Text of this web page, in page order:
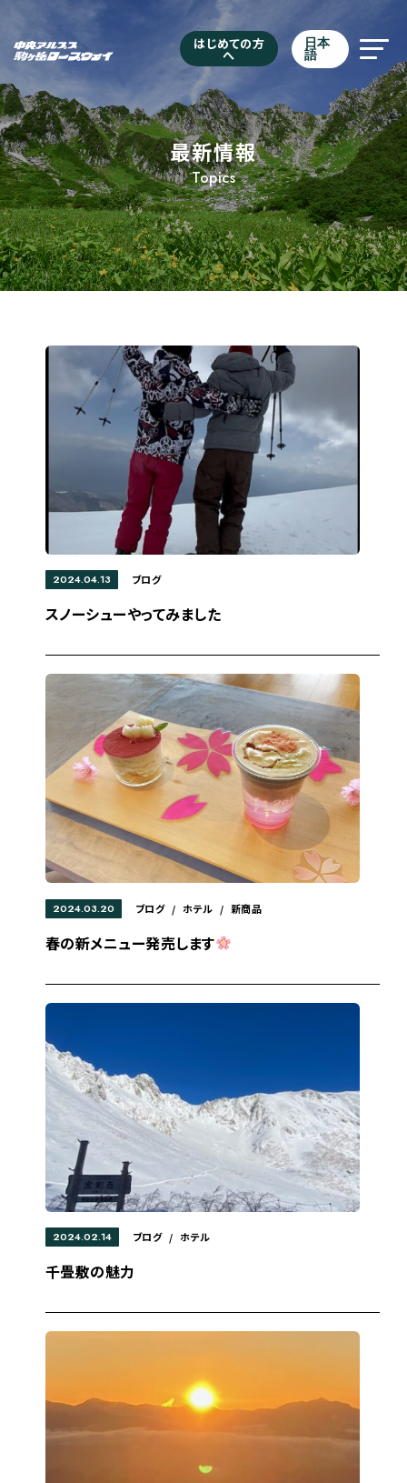
はじめての方
へ
日本
語
最新情報
Topics
2024.04.13 ブログ
スノーシューやってみました
2024.03.20 ブログ / ホテル / 新商品
春の新メニュー発売します
2024.02.14 ブログ / ホテル
千畳敷の魅力